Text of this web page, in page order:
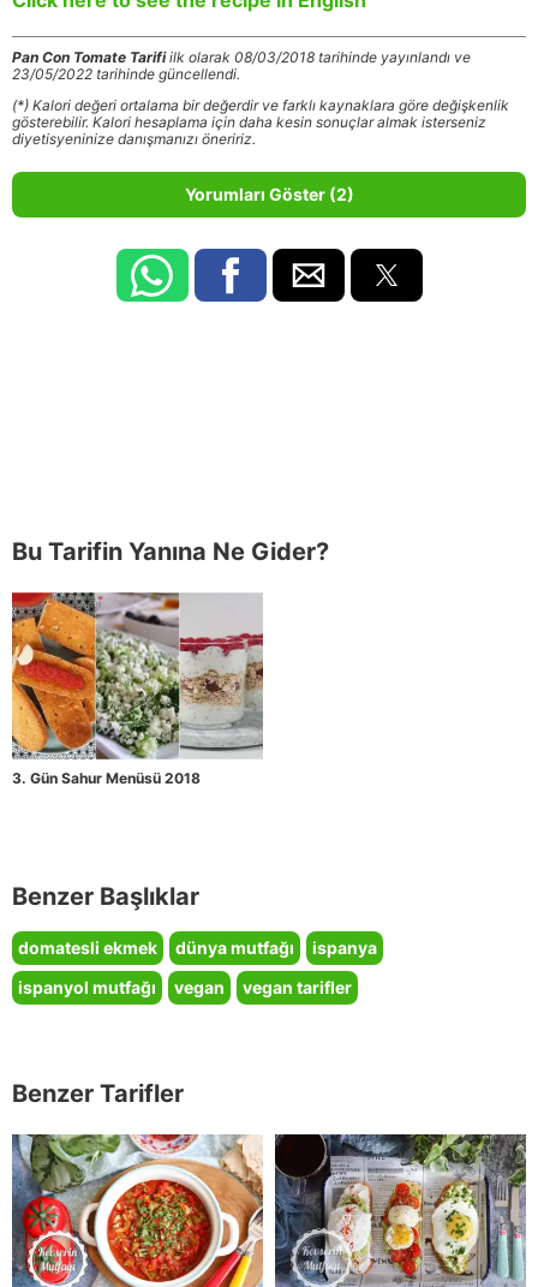
Pan Con Tomate Tarifiilk olarak 08/03/2018 tarihinde yayınlandı ve
23/05/2022 tarihinde güncellendi.
(*) Kalori değeri ortalama bir değerdir ve farklı kaynaklara göre değişkenlik
gösterebilir. Kalori hesaplama için daha kesin sonuçlar almak isterseniz
diyetisyeninize danışmanızı öneririz.
Yorumları Göster (2)
Bu Tarifin Yanına Ne Gider?
3. Gün Sahur Menüsü 2018
Benzer Başlıklar
domatesli ekmek dünya mutfağı
ispanya
ispanyol mutfağı
vegan vegan tarifler
Benzer Tarifler